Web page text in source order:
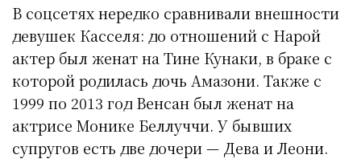
В соцсетях нередко сравнивали внешности
девушек Касселя: до отношений с Нарой
актер был женат на Тине Кунаки, в браке с
которой родилась дочь Амазони. Также с
1999 по 2013 год Венсан был женат на
актрисе Монике Беллуччи. У бывших
супругов есть две дочери — Дева и Леони.